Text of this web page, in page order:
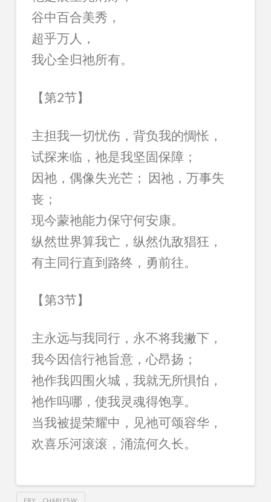
谷中百合美秀，
超乎万人，
我心全归祂所有。
【第2节】
主担我一切忧伤，背负我的惆怅，
试探来临，祂是我坚固保障；
因祂，偶像失光芒； 因祂，万事失
丧；
现今蒙祂能力保守何安康。
纵然世界算我亡，纵然仇敌猖狂，
有主同行直到路终，勇前往。
【第3节】
主永远与我同行，永不将我撇下，
我今因信行祂旨意，心昂扬；
祂作我四围火城，我就无所惧怕，
祂作吗哪，使我灵魂得饱享。
当我被提荣耀中，见祂可颂容华，
欢喜乐河滚滚，涌流何久长。
FRY， CHARLES W.